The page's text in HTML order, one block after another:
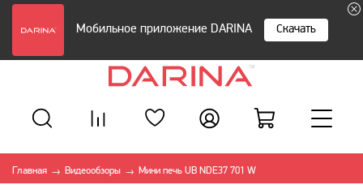
Мобильное приложение DARINA Скачать
Главная → Видеообзоры → Мини печь UB NDE37 701 W